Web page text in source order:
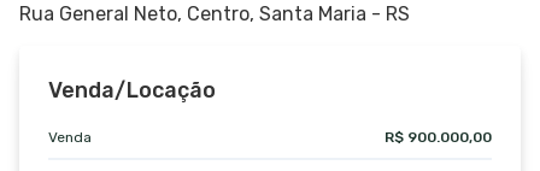
Rua General Neto, Centro, Santa Maria - RS
Venda/Locação
Venda R$ 900.000,00